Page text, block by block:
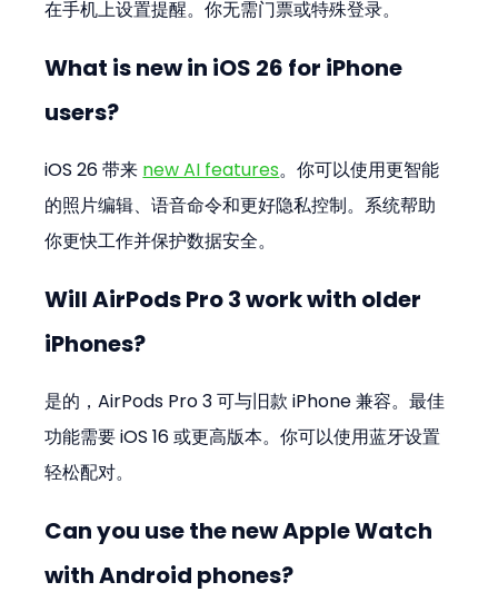
在手机上设置提醒。你无需门票或特殊登录。
What is new in iOS 26 for iPhone
users?
iOS 26 带来 new AI features。你可以使用更智能
的照片编辑、语音命令和更好隐私控制。系统帮助
你更快工作并保护数据安全。
Will AirPods Pro 3 work with older
iPhones?
是的，AirPods Pro 3 可与旧款 iPhone 兼容。最佳
功能需要 iOS 16 或更高版本。你可以使用蓝牙设置
轻松配对。
Can you use the new Apple Watch
with Android phones?